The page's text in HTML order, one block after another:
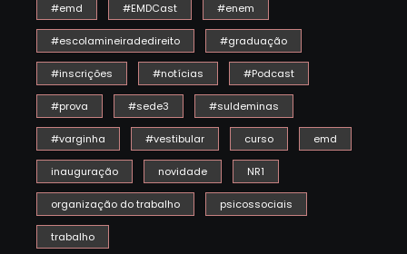
#emd #EMDCast #enem
#escolamineiradedireito #graduação
#inscrições #notícias #Podcast
#prova #sede3 #suldeminas
#varginha #vestibular curso emd
inauguração novidade NR1
organização do trabalho psicossociais
trabalho